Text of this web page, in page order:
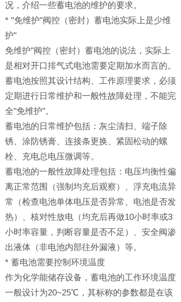
况，介绍一些蓄电池的维护的要求。
* "免维护"阀控（密封）蓄电池实际上是少维
护"
免维护"阀控（密封）蓄电池的说法，实际上
是相对开口排气式电池需要定期加水而言的。
蓄电池按照其设计结构、工作原理要求，必须
定期进行日常维护和一般性故障处理，不能完
全"免维护"。
蓄电池的日常维护包括：灰尘清扫、端子除
锈、涂防锈膏、连接条更换、紧固松动的螺
栓、充电总电压微调等。
蓄电池的一般性故障处理包括：电压均衡性偏
离正常范围（强制均充后观察）、浮充电流异
常（检查电池单体电压是否异常、电池是否发
热）、核对性放电（均充后再做10小时率或3
小时率容量，判断容量是否不足）、安全阀渗
出液体（非电池内部往外漏液）等。
* 蓄电池需要控制环境温度
作为化学能储存设备，蓄电池的工作环境温度
一般设计为20~25℃，其标称的参数都是在该